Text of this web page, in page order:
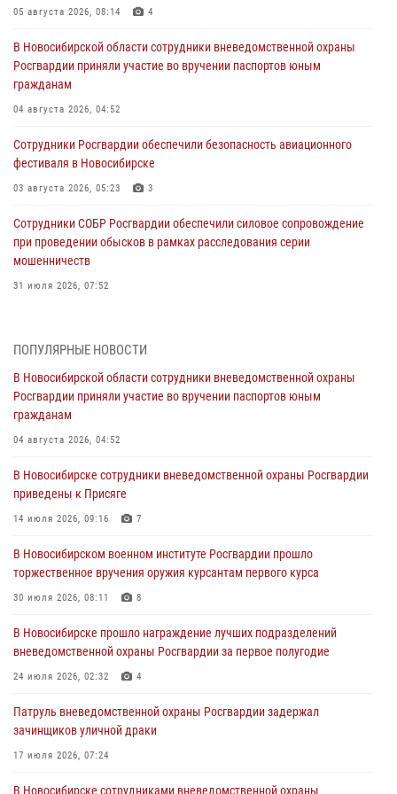
05 августа 2026, 08:14 4
В Новосибирской области сотрудники вневедомственной охраны
Росгвардии приняли участие во вручении паспортов юным
гражданам
04 августа 2026, 04:52
Сотрудники Росгвардии обеспечили безопасность авиационного
фестиваля в Новосибирске
03 августа 2026, 05:23 3
Сотрудники СОБР Росгвардии обеспечили силовое сопровождение
при проведении обысков в рамках расследования серии
мошенничеств
31 июля 2026, 07:52
При силовой поддержке бойцов ОМОН и СОБР Росгвардии
пресечена деятельность группы лиц, причастных к мошенничеству
в сфере страхования
В Новосибирске сотрудниками вневедомственной охраны
Росгвардии задержан гражданин, находящийся в розыске
В Новосибирске военнослужащие отряда спецназа «Ермак»
Росгвардии провели занятия по беспарашютному десантированию
В Новосибирске военнослужащие Росгвардии почтили память детей
– жертв войны в Донбассе
ПОПУЛЯРНЫЕ НОВОСТИ
В Новосибирской области сотрудники вневедомственной охраны
Росгвардии приняли участие во вручении паспортов юным
гражданам
04 августа 2026, 04:52
В Новосибирске сотрудники вневедомственной охраны Росгвардии
приведены к Присяге
14 июля 2026, 09:16 7
В Новосибирском военном институте Росгвардии прошло
торжественное вручения оружия курсантам первого курса
30 июля 2026, 08:11 8
В Новосибирске прошло награждение лучших подразделений
вневедомственной охраны Росгвардии за первое полугодие
24 июля 2026, 02:32 4
Патруль вневедомственной охраны Росгвардии задержал
зачинщиков уличной драки
17 июля 2026, 07:24
В Новосибирске сотрудниками вневедомственной охраны